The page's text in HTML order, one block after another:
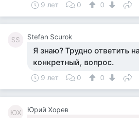
9 лет 0 0
SS Stefan Scurok
Я знаю? Трудно ответить
конкретный, вопрос.
9 лет 0 0
ЮХ Юрий Хорев